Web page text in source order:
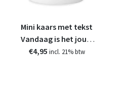
Mini kaars met tekst
Vandaag is het jouw
feestje
€4,95 incl. 21% btw